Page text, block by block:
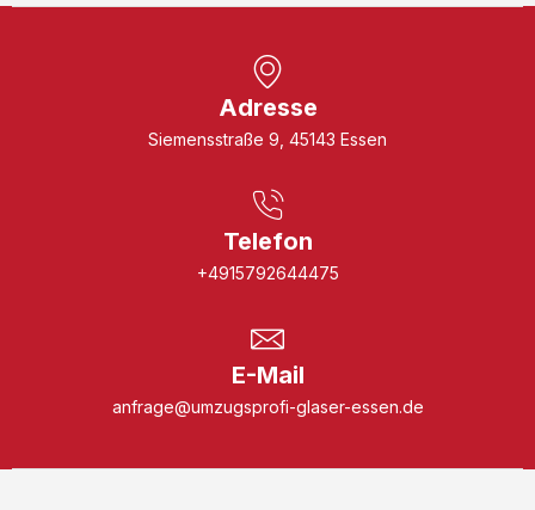
Adresse
Siemensstraße 9, 45143 Essen
Telefon
+4915792644475
E-Mail
anfrage@umzugsprofi-glaser-essen.de